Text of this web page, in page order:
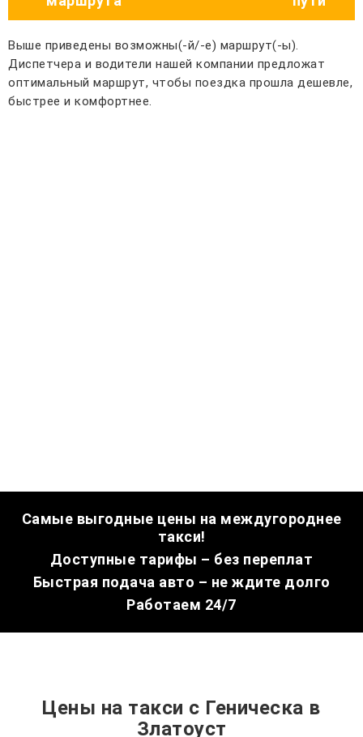
Выше приведены возможны(-й/-е) маршрут(-ы).
Диспетчера и водители нашей компании предложат
оптимальный маршрут, чтобы поездка прошла дешевле,
быстрее и комфортнее.
Самые выгодные цены на междугороднее
такси!
Доступные тарифы – без переплат
Быстрая подача авто – не ждите долго
Работаем 24/7
Цены на такси с Геническа в
Златоуст